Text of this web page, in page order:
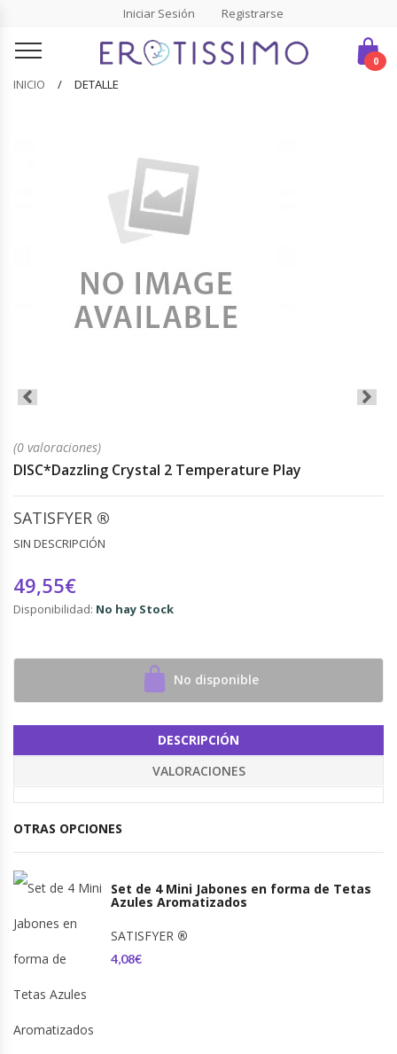
Iniciar Sesión Registrarse
0
INICIO DETALLE
(0 valoraciones)
DISC*Dazzling Crystal 2 Temperature Play
SATISFYER ®
SIN DESCRIPCIÓN
49,55€
Disponibilidad: No hay Stock
No disponible
DESCRIPCIÓN
VALORACIONES
OTRAS OPCIONES
Set de 4 Mini Jabones en forma de Tetas
Azules Aromatizados
SATISFYER ®
4,08€